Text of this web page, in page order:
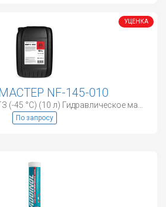
УЦЕНКА
NF-145-010
По запросу